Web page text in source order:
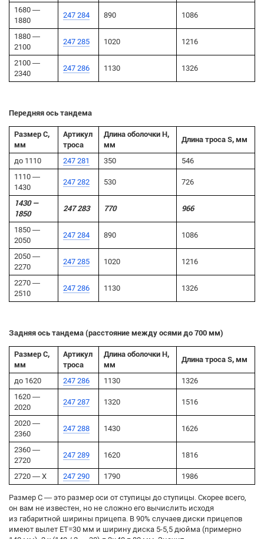
1680 —
1880
247 284 890 1086
1880 —
2100
247 285 1020 1216
2100 —
2340
247 286 1130 1326
Передняя ось тандема
Размер C,
мм
Артикул
троса
Длина оболочки H,
мм
Длина троса S, мм
до 1110 247 281 350
546
1110 —
1430
247 282 530 726
1430 —
1850
247 283 770 966
1850 —
2050
247 284 890 1086
2050 —
2270
247 285 1020 1216
2270 —
2510
247 286 1130 1326
Задняя ось тандема (расстояние между осями до 700 мм)
Размер C,
мм
Артикул
троса
Длина оболочки H,
мм
Длина троса S, мм
до 1620 247 286 1130
1326
1620 —
2020
247 287 1320 1516
2020 —
2360
247 288 1430 1626
2360 —
2720
247 289 1620 1816
2720 — X 247 290 1790 1986
Размер C — это размер оси от ступицы до ступицы. Скорее всего,
он вам не известен, но не сложно его вычислить исходя
из габаритной ширины прицепа. В 90% случаев диски прицепов
имеют вылет ET=30 мм и ширину диска 5-5,5 дюйма (примерно